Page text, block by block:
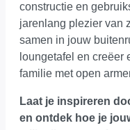
constructie en
jarenlang plezier van
samen in jouw
loungetafel en creëer
familie met open
Laat je inspireren
en ontdek hoe je